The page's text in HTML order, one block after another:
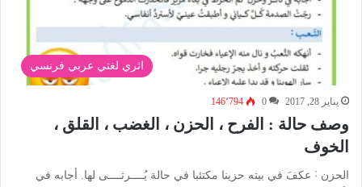
اثري لغتي عربي فرنسي
يناير 28, 2017 0 146٬794
وصف حالة : الفرح ، الحزن ، الغضب ، القلق ،
الخوف
الحزن ˸ عكفَ في بيته حزينا مكتئبا في حالة يُــــرثــــى لها. أجابه في